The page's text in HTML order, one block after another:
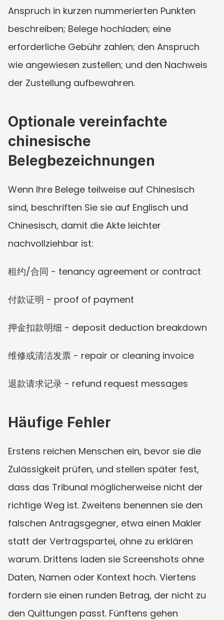
Anspruch in kurzen nummerierten Punkten
beschreiben; Belege hochladen; eine
erforderliche Gebühr zahlen; den Anspruch
wie angewiesen zustellen; und den Nachweis
der Zustellung aufbewahren.
Optionale vereinfachte
chinesische
Belegbezeichnungen
Wenn Ihre Belege teilweise auf Chinesisch
sind, beschriften Sie sie auf Englisch und
Chinesisch, damit die Akte leichter
nachvollziehbar ist:
租约/合同 - tenancy agreement or contract
付款证明 - proof of payment
押金扣款明细 - deposit deduction breakdown
维修或清洁发票 - repair or cleaning invoice
退款请求记录 - refund request messages
Häufige Fehler
Erstens reichen Menschen ein, bevor sie die
Zulässigkeit prüfen, und stellen später fest,
dass das Tribunal möglicherweise nicht der
richtige Weg ist. Zweitens benennen sie den
falschen Antragsgegner, etwa einen Makler
statt der Vertragspartei, ohne zu erklären
warum. Drittens laden sie Screenshots ohne
Daten, Namen oder Kontext hoch. Viertens
fordern sie einen runden Betrag, der nicht zu
den Quittungen passt. Fünftens gehen